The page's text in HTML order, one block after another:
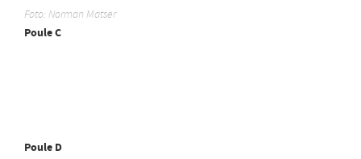
Foto: Norman Matser
Poule C
Poule D